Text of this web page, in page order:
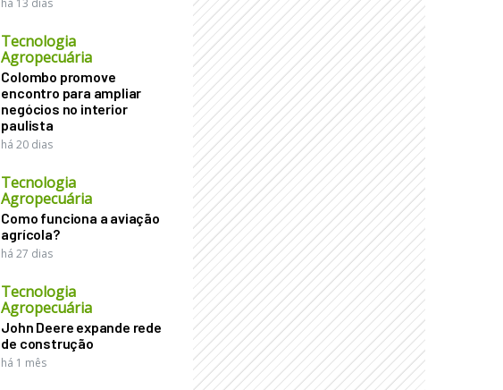
há 13 dias
Tecnologia
Agropecuária
Colombo promove
encontro para ampliar
negócios no interior
paulista
há 20 dias
Tecnologia
Agropecuária
Como funciona a aviação
agrícola?
há 27 dias
Tecnologia
Agropecuária
John Deere expande rede
de construção
há 1 mês